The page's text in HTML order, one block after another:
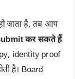
जाता है, तब आप
कर सकते हैं
identity proof
है। Board